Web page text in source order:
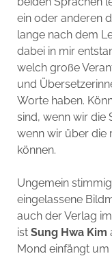
ein oder anderen
lange nach dem
dabei in mir
welch große
und
Worte haben.
sind, wenn wir die
wenn wir über die
können.
Ungemein
eingelassene
auch der Verlag
ist Sung Hwa Kim
Mond einfängt